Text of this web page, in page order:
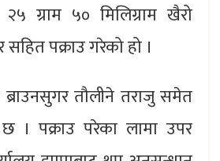
२५ ग्राम ५० मिलिग्राम खैरो
सहित पक्राउ गरेको हो ।
तौलीने तराजु समेत
। पक्राउ परेका लामा उपर